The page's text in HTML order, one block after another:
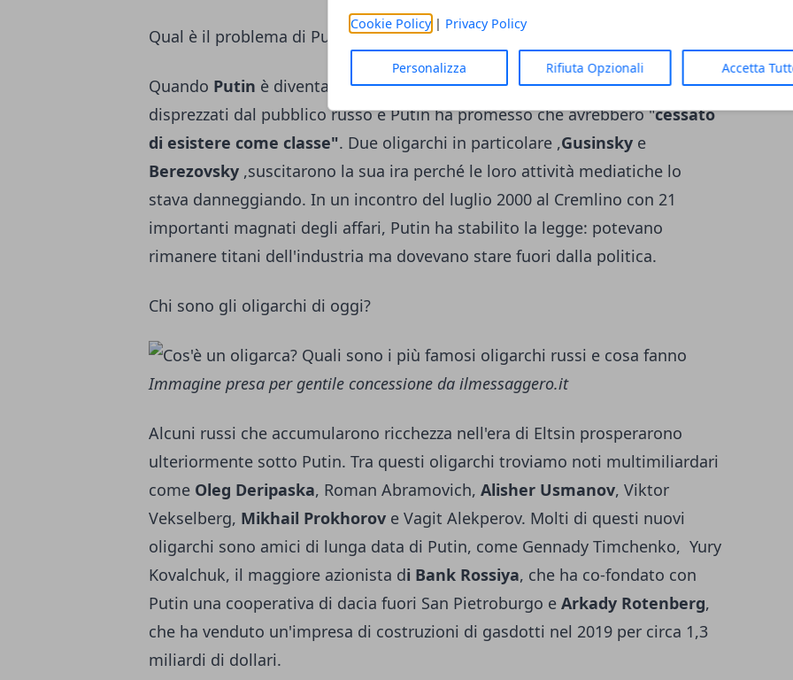
Cookie Policy| Privacy Policy
Personalizza Rifiuta Opzionali Accetta
Qual è il problema di Putin con gli oligarchi russi?
Quando Putin è diventato successore di Eltsin, i primi oligarchi erano
disprezzati dal pubblico russo e Putin ha promesso che avrebbero "cessato
di esistere come classe". Due oligarchi in particolare ,Gusinsky e
Berezovsky ,suscitarono la sua ira perché le loro attività mediatiche lo
stava danneggiando. In un incontro del luglio 2000 al Cremlino con 21
importanti magnati degli affari, Putin ha stabilito la legge: potevano
rimanere titani dell'industria ma dovevano stare fuori dalla politica.
Chi sono gli oligarchi di oggi?
Immagine presa per gentile concessione da ilmessaggero.it
Alcuni russi che accumularono ricchezza nell'era di Eltsin prosperarono
ulteriormente sotto Putin. Tra questi oligarchi troviamo noti multimiliardari
come Oleg Deripaska, Roman Abramovich, Alisher Usmanov, Viktor
Vekselberg, Mikhail Prokhorov e Vagit Alekperov. Molti di questi nuovi
oligarchi sono amici di lunga data di Putin, come Gennady Timchenko, Yury
Kovalchuk, il maggiore azionista di Bank Rossiya, che ha co-fondato con
Putin una cooperativa di dacia fuori San Pietroburgo e Arkady Rotenberg,
che ha venduto un'impresa di costruzioni di gasdotti nel 2019 per circa 1,3
miliardi di dollari.